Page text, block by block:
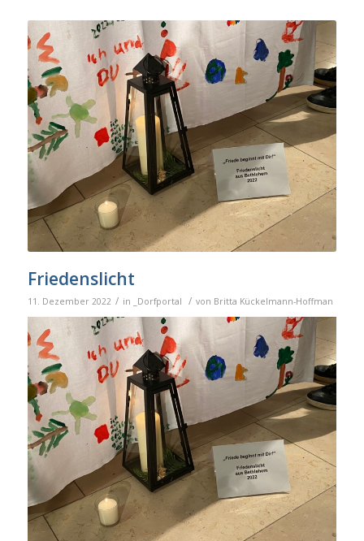
Friedenslicht
11. Dezember 2022 / in _Dorfportal / von Britta Kückelmann-Hoffman